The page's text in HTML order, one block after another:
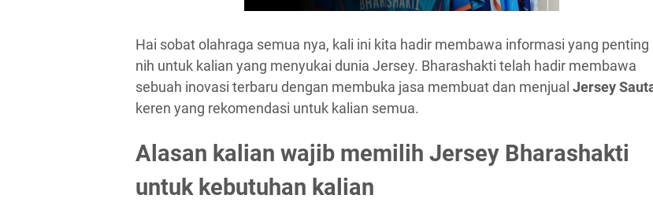
Hai sobat olahraga semua nya, kali ini kita hadir membawa informasi yang penting
nih untuk kalian yang menyukai dunia Jersey. Bharashakti telah hadir membawa
sebuah inovasi terbaru dengan membuka jasa membuat dan menjual Jersey
keren yang rekomendasi untuk kalian semua.
Alasan kalian wajib memilih Jersey Bharashakti
untuk kebutuhan kalian